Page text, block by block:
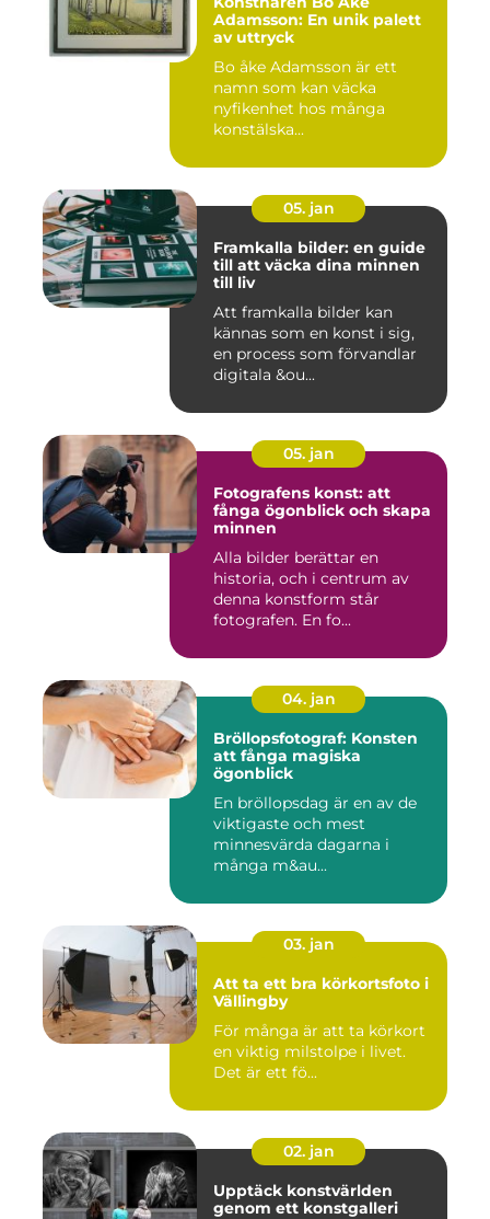
Adamsson: En unik palett
av uttryck
Bo åke Adamsson är ett
namn som kan väcka
nyfikenhet hos många
konstälska...
05. jan
Framkalla bilder: en guide
till att väcka dina minnen
till liv
Att framkalla bilder kan
kännas som en konst i sig,
en process som förvandlar
digitala &ou...
05. jan
Fotografens konst: att
fånga ögonblick och skapa
minnen
Alla bilder berättar en
historia, och i centrum av
denna konstform står
fotografen. En fo...
04. jan
Bröllopsfotograf: Konsten
att fånga magiska
ögonblick
En bröllopsdag är en av de
viktigaste och mest
minnesvärda dagarna i
många m&au...
03. jan
Att ta ett bra körkortsfoto i
Vällingby
För många är att ta körkort
en viktig milstolpe i livet.
Det är ett fö...
02. jan
Upptäck konstvärlden
genom ett konstgalleri